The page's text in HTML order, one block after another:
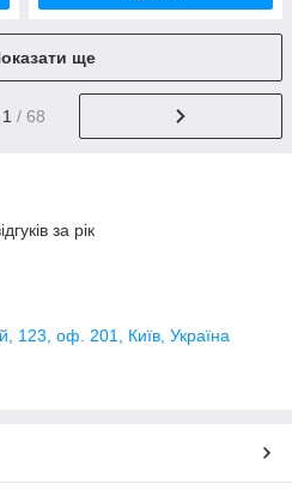
ще
1 / 68
за рік
123, оф. 201, Київ, Україна